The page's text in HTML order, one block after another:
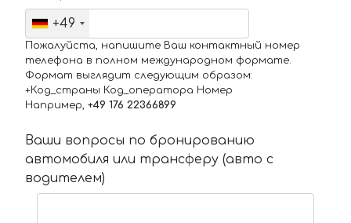
+49
Пожалуйста, напишите Ваш контактный номер
телефона в полном международном формате.
Формат выглядит следующим образом:
+Код_страны Код_оператора Номер
Например, +49 176 22366899
Ваши вопросы по бронированию
автомобиля или трансферу (авто с
водителем)